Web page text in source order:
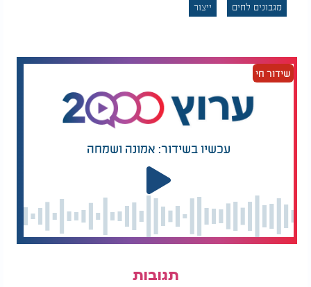
מגבונים לחים ייצור
שידור חי
עכשיו בשידור: אמונה ושמחה
תגובות